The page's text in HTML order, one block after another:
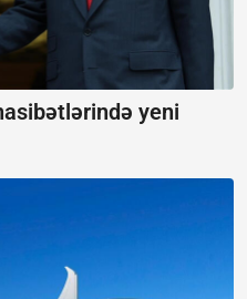
yeni